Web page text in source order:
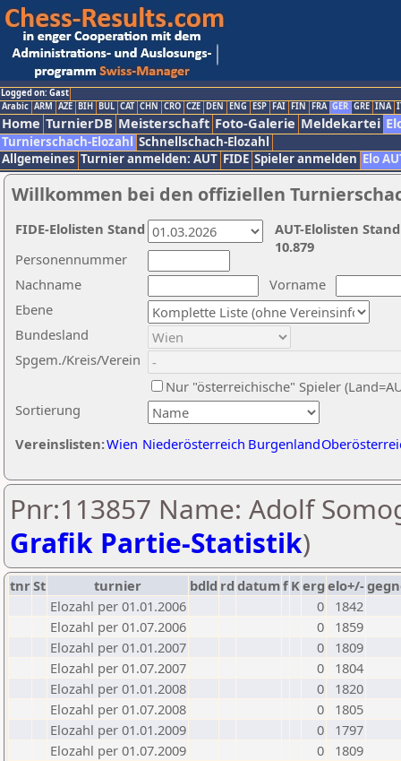
Logged on: Gast
Arabic ARM AZE BIH BUL CAT CHN CRO CZE DEN ENG ESP FAI FIN FRA GER GRE INA
Home TurnierDB Meisterschaft Foto-Galerie Meldekartei
Turnierschach-Elozahl Schnellschach-Elozahl
Allgemeines Turnier anmelden: AUT FIDE Spieler anmelden Elo
Willkommen bei den offiziellen
Nachname
Vorname
Ebene
Sortierung
Personennummer
Bundesland
Spgem./Kreis/Verein
Nur "österreichische" Spieler
Vereinslisten:Wien Niederösterreich Burgenland
AUT-Elolisten
10.879
FIDE-Elolisten Stand
Pnr:113857 Name: Adolf
Grafik Partie-Statistik)
tnrSt turnier bdld rd datumf Kerg elo+/-
Elozahl per 01.01.2006
0
1842
Elozahl per 01.07.2006
0
1859
Elozahl per 01.01.2007
0
1809
Elozahl per 01.07.2007
0
1804
Elozahl per 01.01.2008
0
1820
Elozahl per 01.07.2008
0
1805
Elozahl per 01.01.2009
0
1797
Elozahl per 01.07.2009
0
1809